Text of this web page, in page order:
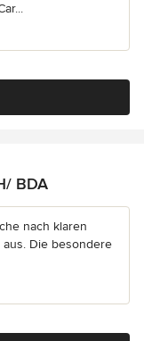
BDA
nach klaren
Die besondere